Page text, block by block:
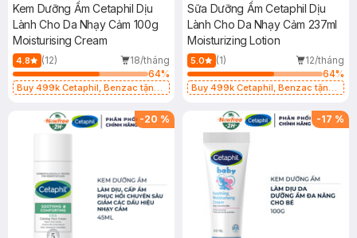
Kem Dưỡng Ẩm Cetaphil Dịu
Lành Cho Da Nhạy Cảm 100g
Moisturising Cream
4.8 (12)
18/tháng
64%
Buy 499k Cetaphil, Benzac tặng
Sữa Dưỡng Ẩm Cetaphil Dịu
Lành Cho Da Nhạy Cảm 237ml
Moisturizing Lotion
5.0 (1)
12/tháng
64%
Buy 499k Cetaphil, Benzac tặng
-20 % -17 %